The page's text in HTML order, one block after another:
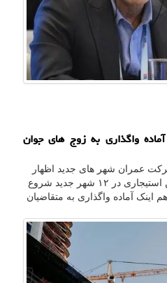
آماده واگذاری به زوج های جوان
عمران شهر های جدید اظهار
داشت: تأمین هزار واحد مسکن استیجاری در ۱۲ شهر جدید شروع
هم هم اینک آماده واگذاری به متقاضیان